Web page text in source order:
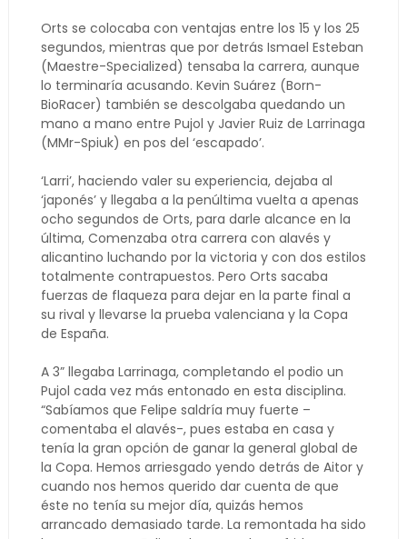
Orts se colocaba con ventajas entre los 15 y los 25
segundos, mientras que por detrás Ismael Esteban
(Maestre-Specialized) tensaba la carrera, aunque
lo terminaría acusando. Kevin Suárez (Born-
BioRacer) también se descolgaba quedando un
mano a mano entre Pujol y Javier Ruiz de Larrinaga
(MMr-Spiuk) en pos del ‘escapado’.
‘Larri’, haciendo valer su experiencia, dejaba al
‘japonés’ y llegaba a la penúltima vuelta a apenas
ocho segundos de Orts, para darle alcance en la
última, Comenzaba otra carrera con alavés y
alicantino luchando por la victoria y con dos estilos
totalmente contrapuestos. Pero Orts sacaba
fuerzas de flaqueza para dejar en la parte final a
su rival y llevarse la prueba valenciana y la Copa
de España.
A 3” llegaba Larrinaga, completando el podio un
Pujol cada vez más entonado en esta disciplina.
“Sabíamos que Felipe saldría muy fuerte –
comentaba el alavés-, pues estaba en casa y
tenía la gran opción de ganar la general global de
la Copa. Hemos arriesgado yendo detrás de Aitor y
cuando nos hemos querido dar cuenta de que
éste no tenía su mejor día, quizás hemos
arrancado demasiado tarde. La remontada ha sido